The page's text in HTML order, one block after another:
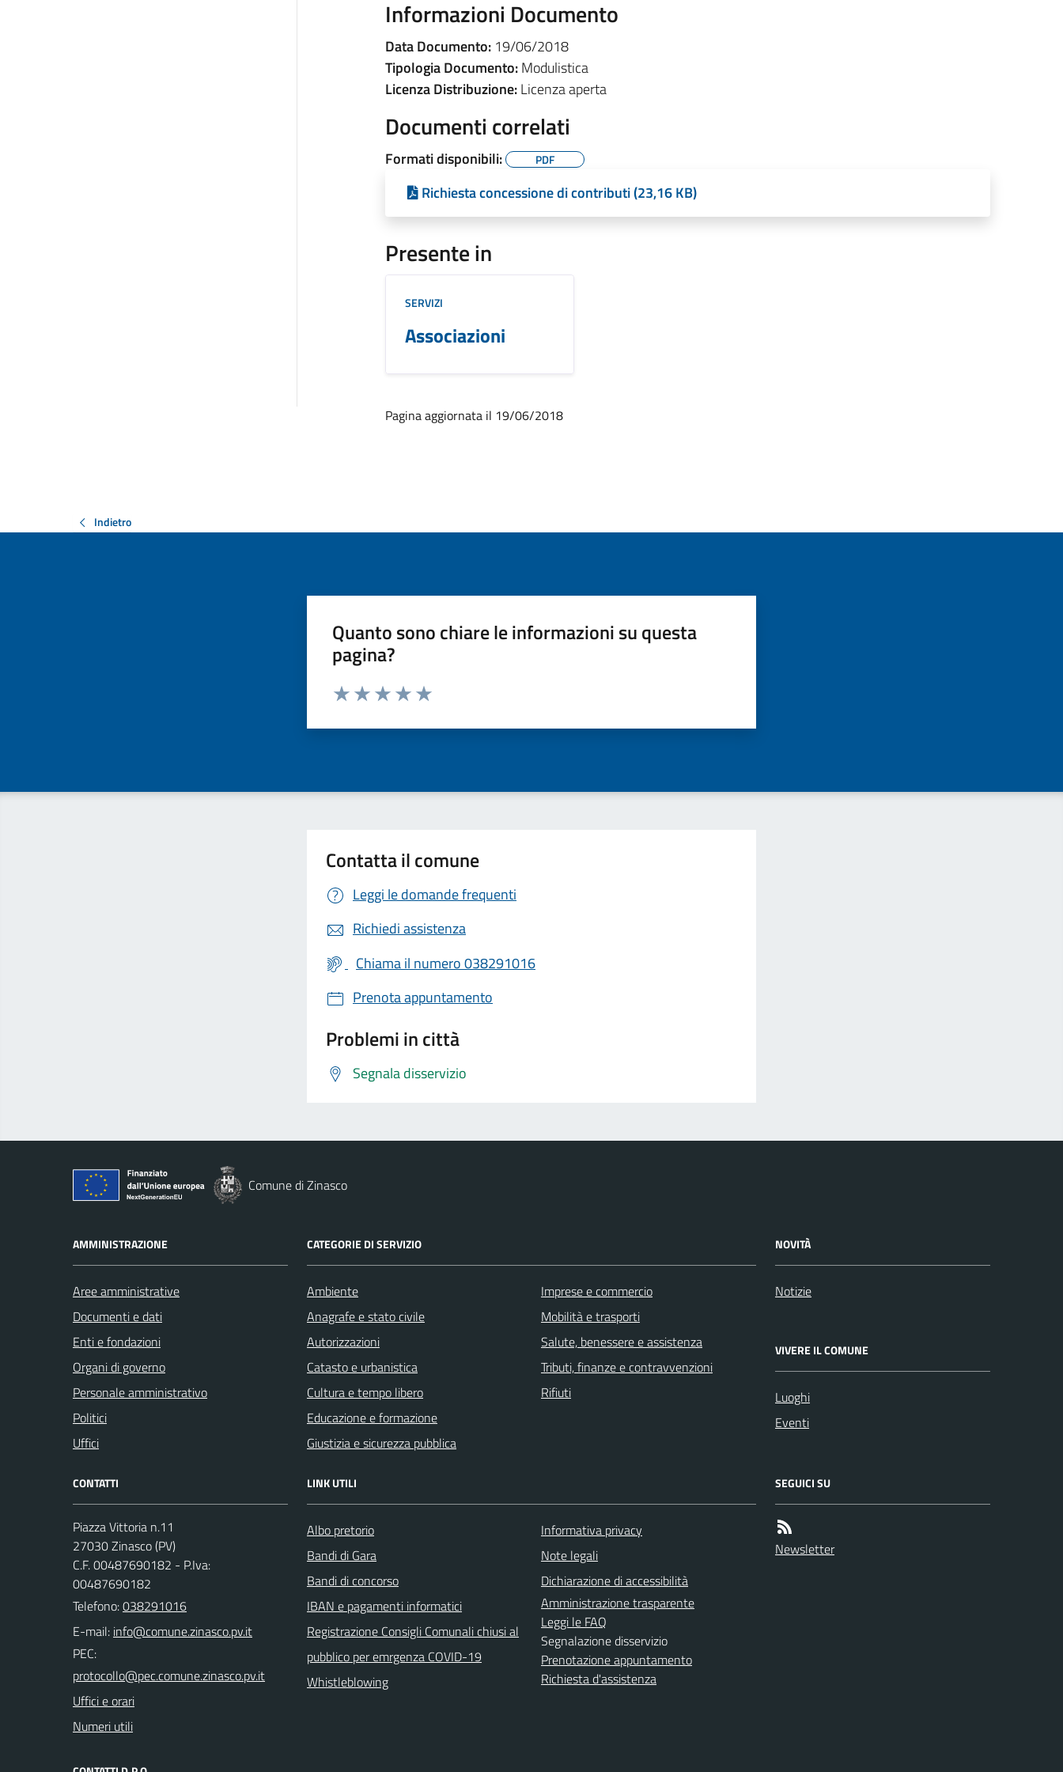
Informazioni Documento
Data Documento:19/06/2018
Tipologia Documento:Modulistica
Licenza Distribuzione:Licenza aperta
Documenti correlati
Formati disponibili: PDF
Richiesta concessione di contributi (23,16 KB)
Presente in
SERVIZI
Associazioni
Pagina aggiornata il 19/06/2018
Indietro
Quanto sono chiare le informazioni su questa
pagina?
Valuta da 1 a 5 stelle la pagina
Contatta il comune
Leggi le domande frequenti
Richiedi assistenza
Chiama il numero 038291016
Prenota appuntamento
Problemi in città
Segnala disservizio
Comune di Zinasco
AMMINISTRAZIONE
Aree amministrative
Documenti e dati
Enti e fondazioni
Organi di governo
Personale amministrativo
Politici
Uffici
CATEGORIE DI SERVIZIO
Ambiente
Anagrafe e stato civile
Autorizzazioni
Catasto e urbanistica
Cultura e tempo libero
Educazione e formazione
Giustizia e sicurezza pubblica
Imprese e commercio
Mobilità e trasporti
Salute, benessere e assistenza
Tributi, finanze e contravvenzioni
Rifiuti
NOVITÀ
Notizie
VIVERE IL COMUNE
Luoghi
Eventi
CONTATTI
Piazza Vittoria n.11
27030 Zinasco (PV)
C.F. 00487690182 - P.Iva:
00487690182
Telefono:038291016
E-mail:
PEC:
Uffici e orari
Numeri utili
LINK UTILI
Albo pretorio
Bandi di Gara
Bandi di concorso
IBAN e pagamenti informatici
Registrazione Consigli Comunali chiusi al
pubblico per emrgenza COVID-19
Whistleblowing
Informativa privacy
Note legali
Dichiarazione di accessibilità
Amministrazione trasparente
Leggi le FAQ
Segnalazione disservizio
Prenotazione appuntamento
Richiesta d'assistenza
SEGUICI SU
Newsletter